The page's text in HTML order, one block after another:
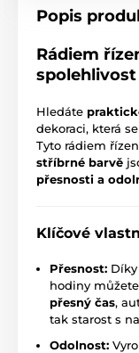
Popis
Rádiem
Hledáte
dekoraci, která
Tyto rádiem
stříbrné barvě
přesnosti a
Klíčové
Přesnost: Díky
hodiny
přesný čas,
tak starost s
Odolnost: